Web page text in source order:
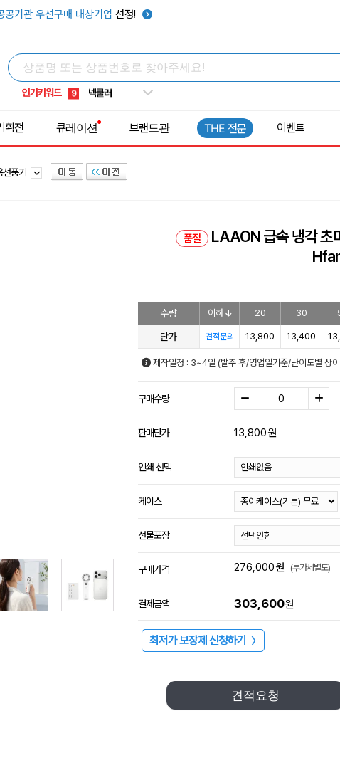
공기관 우선구매 대상기업 선정!
인기키워드
5 키캡
8 쿨토시
9 넥쿨러
1 선풍기
획전 큐레이션 브랜드관 THE 전문 이벤트
풍기
품절
LAAON 급속 냉각
수량 이하 20 30
단가 견적문의 13,800 13,400
제작일정 : 3~4일 (발주 후/영업일기준/난이도별 상
구매수량
판매단가 13,800원
인쇄 선택
케이스
선물포장
구매가격 276,000원 (부가세별도)
결제금액 303,600원
최저가 보장제 신청하기 〉
견적요청